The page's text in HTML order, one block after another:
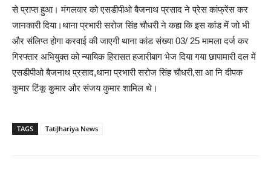
से प्राप्त हुआ। मंगलवार को एसडीपीओ बैजनाथ प्रसाद ने प्रेस कांफ्रेंस कर
जानकारी दिया।थाना प्रभारी सरोज सिंह चौधरी ने कहा कि इस कांड में जो भी
और संलिप्त होगा करवाई की जाएगी थाना कांड संख्या 03/ 25 मामला दर्ज कर
गिरफ्तार अभियुक्त को न्यायिक हिरासत हजारीबाग भेज दिया गया छापामारी दल में
एसडीपीओ बैजनाथ प्रसाद,थाना प्रभारी सरोज सिंह चौधरी,सा आ नि दीपक
कुमार टिंकू कुमार और संजय कुमार शामिल थे।
TAGS TatiJhariya News